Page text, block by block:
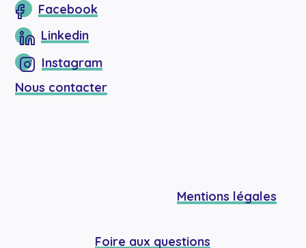
Facebook
Linkedin
Instagram
Nous contacter
Mentions légales
Foire aux questions